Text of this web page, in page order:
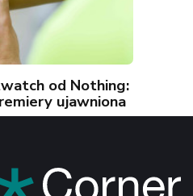
od Nothing:
ujawniona